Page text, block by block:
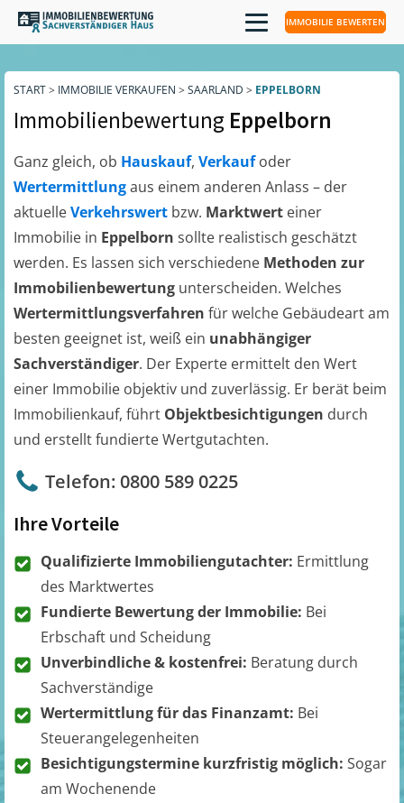
IMMOBILIE BEWERTEN
START> IMMOBILIE VERKAUFEN > SAARLAND > EPPELBORN
Immobilienbewertung Eppelborn
Ganz gleich, ob Hauskauf, Verkaufoder
Wertermittlungaus einem anderen Anlass – der
aktuelleVerkehrswert bzw. Marktwert einer
Immobilie in Eppelborn sollte realistisch geschätzt
werden. Es lassen sich verschiedene Methoden zur
Immobilienbewertung unterscheiden. Welches
Wertermittlungsverfahren für welche Gebäudeart am
besten geeignet ist, weiß ein unabhängiger
Sachverständiger. Der Experte ermittelt den Wert
einer Immobilie objektiv und zuverlässig. Er berät beim
Immobilienkauf, führt Objektbesichtigungen durch
und erstellt fundierte Wertgutachten.
Telefon: 0800 589 0225
Ihre Vorteile
Qualifizierte Immobiliengutachter: Ermittlung
des Marktwertes
Fundierte Bewertung der Immobilie: Bei
Erbschaft und Scheidung
Unverbindliche & kostenfrei: Beratung durch
Sachverständige
Wertermittlung für das Finanzamt: Bei
Steuerangelegenheiten
Besichtigungstermine kurzfristig möglich: Sogar
am Wochenende